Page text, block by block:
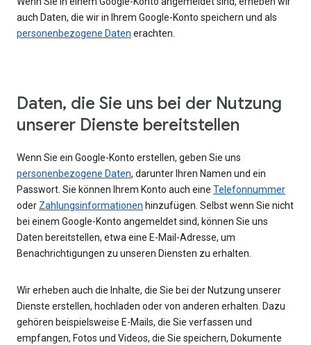
auch Daten, die wir in Ihrem Google-Konto speichern und als
personenbezogene Daten erachten.
Daten, die Sie uns bei der Nutzung
unserer Dienste bereitstellen
Wenn Sie ein Google-Konto erstellen, geben Sie uns
personenbezogene Daten, darunter Ihren Namen und ein
Passwort. Sie können Ihrem Konto auch eine Telefonnummer
oder Zahlungsinformationen hinzufügen. Selbst wenn Sie nicht
bei einem Google-Konto angemeldet sind, können Sie uns
Daten bereitstellen, etwa eine E-Mail-Adresse, um
Benachrichtigungen zu unseren Diensten zu erhalten.
Wir erheben auch die Inhalte, die Sie bei der Nutzung unserer
Dienste erstellen, hochladen oder von anderen erhalten. Dazu
gehören beispielsweise E-Mails, die Sie verfassen und
empfangen, Fotos und Videos, die Sie speichern, Dokumente